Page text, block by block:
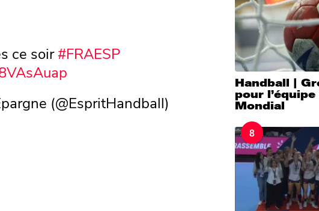
ce soir#FRAESP
(@EspritHandball)
Handball |
pour
Mondial
8